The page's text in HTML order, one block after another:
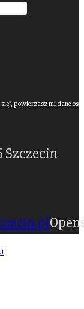
powierzasz mi dane
Szczecin